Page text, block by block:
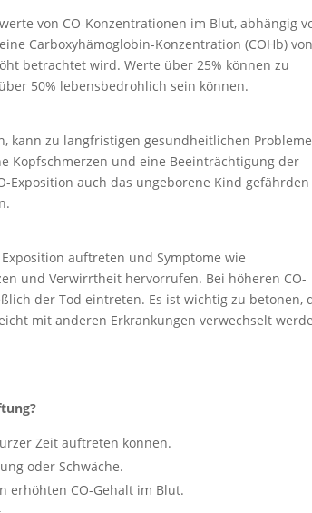
von CO-Konzentrationen im Blut, abhängig
Carboxyhämoglobin-Konzentration (COHb) von
betrachtet wird. Werte über 25% können zu
50% lebensbedrohlich sein können.
kann zu langfristigen gesundheitlichen
Kopfschmerzen und eine Beeinträchtigung der
Exposition auch das ungeborene Kind
auftreten und Symptome wie
und Verwirrtheit hervorrufen. Bei höheren CO-
der Tod eintreten. Es ist wichtig zu betonen,
mit anderen Erkrankungen verwechselt
Zeit auftreten können.
oder Schwäche.
erhöhten CO-Gehalt im Blut.